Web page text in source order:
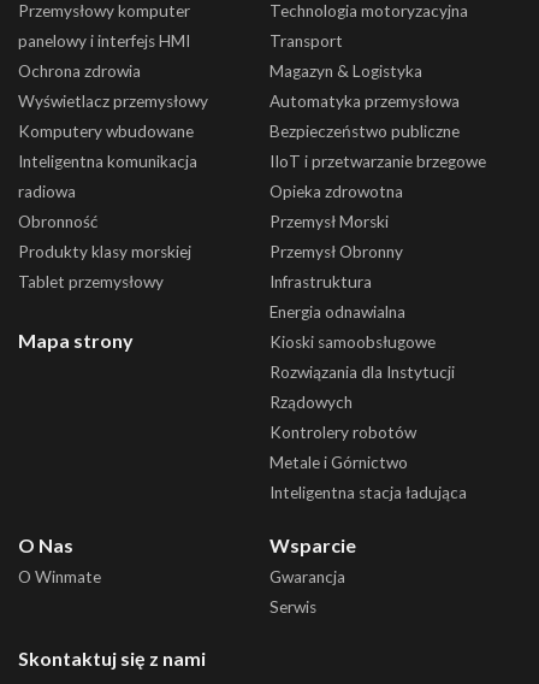
Przemysłowy komputer
panelowy i interfejs HMI
Ochrona zdrowia
Wyświetlacz przemysłowy
Komputery wbudowane
Inteligentna komunikacja
radiowa
Obronność
Produkty klasy morskiej
Tablet przemysłowy
Mapa strony
Technologia motoryzacyjna
Transport
Magazyn & Logistyka
Automatyka przemysłowa
Bezpieczeństwo publiczne
IIoT i przetwarzanie brzegowe
Opieka zdrowotna
Przemysł Morski
Przemysł Obronny
Infrastruktura
Energia odnawialna
Kioski samoobsługowe
Rozwiązania dla Instytucji
Rządowych
Kontrolery robotów
Metale i Górnictwo
Inteligentna stacja ładująca
O Nas
O Winmate
Wsparcie
Gwarancja
Serwis
Skontaktuj się z nami